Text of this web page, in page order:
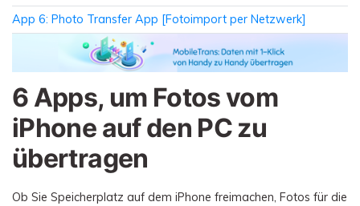
App 6: Photo Transfer App [Fotoimport per Netzwerk]
6 Apps, um Fotos vom
iPhone auf den PC zu
übertragen
Ob Sie Speicherplatz auf dem iPhone freimachen, Fotos für die